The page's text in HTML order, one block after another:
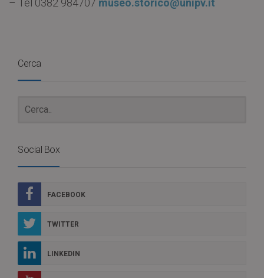
Cerca
Social Box
FACEBOOK
TWITTER
LINKEDIN